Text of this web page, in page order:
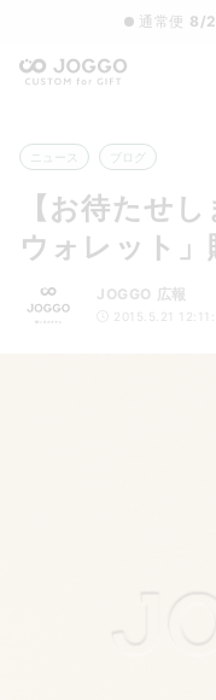
通常便 8/
ニュース ブログ
【お待たせ
ウォレット」
JOGGO 広報
2015.5.21